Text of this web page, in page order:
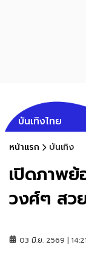
บันเทิงไทย
หน้าแรก บันเทิง
เปิดภาพย้
วงศ์ๆ สว
03 มิ.ย. 2569 |